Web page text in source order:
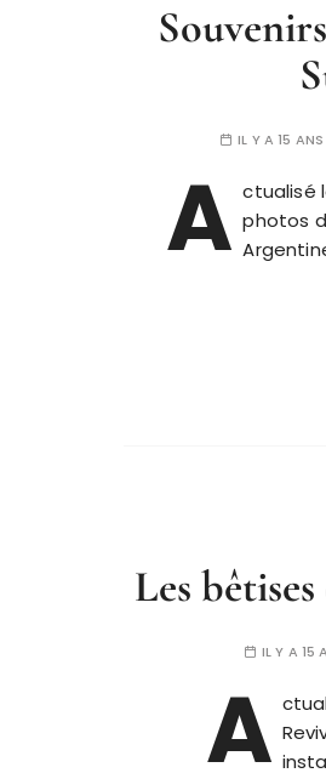
IL Y A 15 ANS
A ctualisé
photos
Les
IL Y A 15
A